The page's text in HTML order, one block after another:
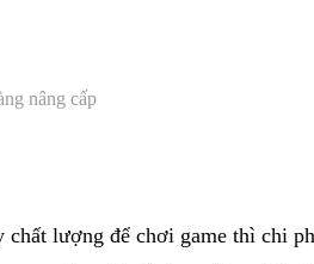
nâng cấp
lượng để chơi game thì chi